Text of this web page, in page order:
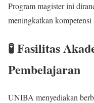
Program magister ini
meningkatkan
🧪 Fasilitas
Pembelajaran
UNIBA menyediakan